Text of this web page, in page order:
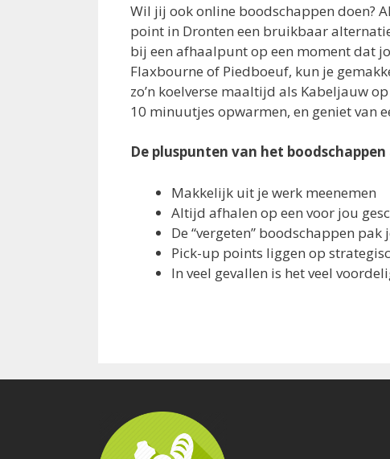
Wil jij ook online boodschappen doen?
point in Dronten een bruikbaar
bij een afhaalpunt op een moment dat
Flaxbourne of Piedboeuf, kun je
zo’n koelverse maaltijd als Kabeljauw
10 minuutjes opwarmen, en geniet van
De pluspunten van het
Makkelijk uit je werk meenemen
Altijd afhalen op een voor jou
De “vergeten” boodschappen pak
Pick-up points liggen op
In veel gevallen is het veel